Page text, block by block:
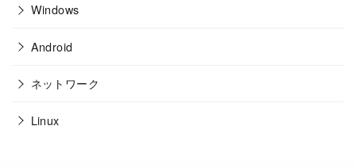
Windows
Android
ネットワーク
Linux